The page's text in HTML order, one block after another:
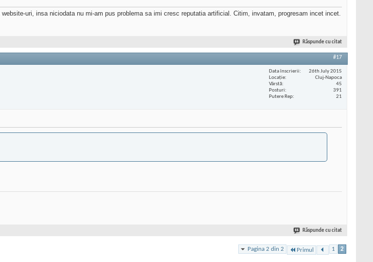
uri, insa niciodata nu mi-am pus problema sa imi cresc reputatia artificial. Citim, invatam, progresam incet incet.
Răspunde cu citat
#17
Data înscrierii
26th July 2015
Locaţie
Cluj-Napoca
Vârstă
45
Posturi
391
Putere Rep
21
Răspunde cu citat
Pagina 2 din 2 Primul 1 2